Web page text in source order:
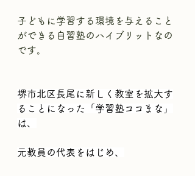
子どもに学習する環境を与えること
ができる自習塾のハイブリットなの
です。
堺市北区長尾に新しく教室を拡大す
ることになった「学習塾ココまな」
は、
元教員の代表をはじめ、